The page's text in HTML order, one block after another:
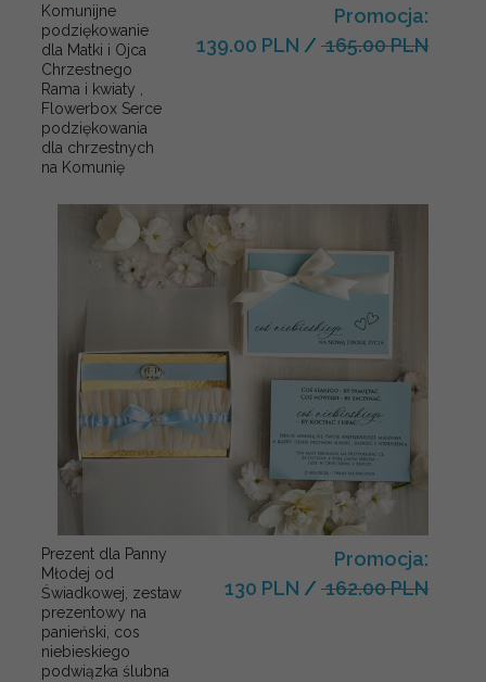
Komunijne
podziękowanie
dla Matki i Ojca
Chrzestnego
Rama i kwiaty ,
Flowerbox Serce
podziękowania
dla chrzestnych
na Komunię
Promocja:
139.00 PLN / 165.00 PLN
Prezent dla Panny
Młodej od
Świadkowej, zestaw
prezentowy na
panieński, cos
niebieskiego
podwiązka ślubna
Promocja:
130 PLN / 162.00 PLN